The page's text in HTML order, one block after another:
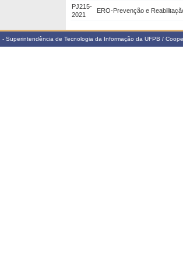
PJ215-
2021
ERO-Prevenção e
- Superintendência de Tecnologia da Informação da UFPB /